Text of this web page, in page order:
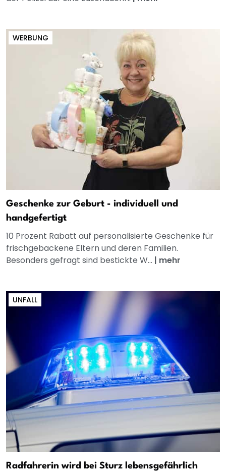
WERBUNG
Geschenke zur Geburt - individuell und
handgefertigt
10 Prozent Rabatt auf personalisierte Geschenke für
frischgebackene Eltern und deren Familien.
Besonders gefragt sind bestickte W... | mehr
UNFALL
Radfahrerin wird bei Sturz lebensgefährlich